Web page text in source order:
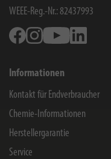
WEEE-Reg.-Nr.: 82437993
FacebookInstagramYoutube
Informationen
Kontakt für Endverbraucher
Chemie-Informationen
Herstellergarantie
Service